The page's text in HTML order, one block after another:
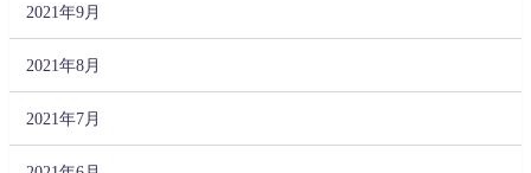
2021年9月
2021年8月
2021年7月